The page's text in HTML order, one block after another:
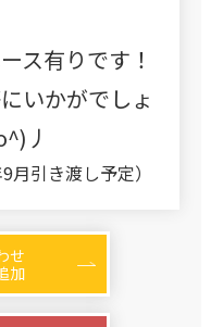
ス有りです！
いかがでしょ
丿
引き渡し予定）
せ
加